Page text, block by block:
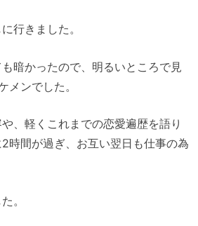
行きました。
暗かったので、明るいところで見
メンでした。
、軽くこれまでの恋愛遍歴を語り
時間が過ぎ、お互い翌日も仕事の為
。